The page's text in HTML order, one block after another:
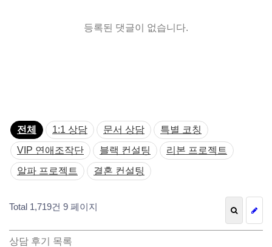
등록된 댓글이 없습니다.
전체 1:1 상담 문서 상담
특별 코칭
VIP 연애조작단
블랙 컨설팅
리본 프로젝트
알파 프로젝트
결혼 컨설팅
Total 1,719건 9 페이지
상담 후기 목록